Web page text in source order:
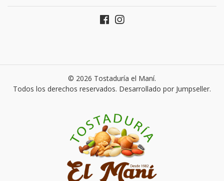
© 2026 Tostaduría el Maní.
Todos los derechos reservados. Desarrollado por Jumpseller.